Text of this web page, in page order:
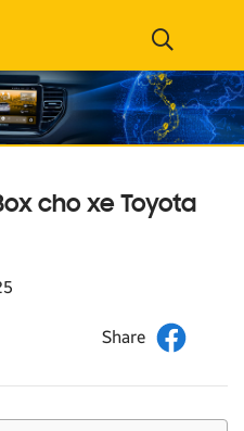
cho xe Toyota